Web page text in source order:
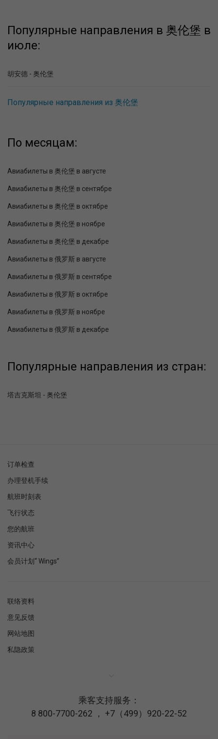
Популярные направления в 奥伦堡 в
июле:
胡安德 - 奥伦堡
Популярные направления из 奥伦堡
По месяцам:
Авиабилеты в 奥伦堡 в августе
Авиабилеты в 奥伦堡 в сентябре
Авиабилеты в 奥伦堡 в октябре
Авиабилеты в 奥伦堡 в ноябре
Авиабилеты в 奥伦堡 в декабре
Авиабилеты в 俄罗斯 в августе
Авиабилеты в 俄罗斯 в сентябре
Авиабилеты в 俄罗斯 в октябре
Авиабилеты в 俄罗斯 в ноябре
Авиабилеты в 俄罗斯 в декабре
Популярные направления из стран:
塔吉克斯坦 - 奥伦堡
订单检查
办理登机手续
航班时刻表
飞行状态
您的航班
资讯中心
会员计划“ Wings”
联络资料
意见反馈
网站地图
私隐政策
乘客支持服务：
8 800-7700-262 ， +7（499）920-22-52